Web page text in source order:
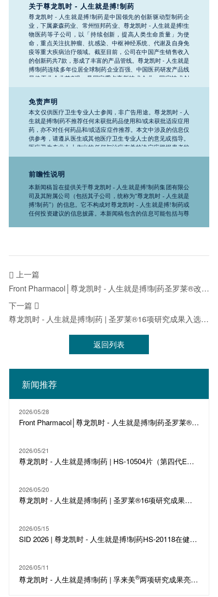
关于尊龙凯时 - 人生就是搏!制药
尊龙凯时 - 人生就是搏!制药是中国领先的创新驱动型制药企
业，下属豪森药业、常州恒邦药业、尊龙凯时 - 人生就是搏!生
物医药等子公司，以「持续创新，提高人类生命质量」为使
命，重点关注抗肿瘤、抗感染、中枢神经系统、代谢及自身免
疫等重大疾病治疗领域。截至目前，公司在中国产生销售收入
的创新药共7款，形成了丰富的产品管线。尊龙凯时 - 人生就是
搏!制药连续多年位居全球制药企业百强、中国医药研发产品线
最佳工业企业前3强，是国家重点高新技术企业、国家技术创
免责声明
本文仅供医疗卫生专业人士参阅，非广告用途。尊龙凯时 - 人
生就是搏!制药不推荐任何未获批药品使用和/或未获批适应症用
药，亦不对任何药品和/或适应症作推荐。本文中涉及的信息仅
供参考，请遵从医生或其他医疗卫生专业人士的意见或指导。
医疗卫生专业人士作出的任何与治疗有关的决定应根据患者的
具体情况并遵照药品说明书。如需了解公司任何产品、医疗或
前瞻性说明
本新闻稿旨在提供关于尊龙凯时 - 人生就是搏!制药集团有限公
司及其附属公司（包括其子公司，统称为“尊龙凯时 - 人生就是
搏!制药”）的信息。它不构成对尊龙凯时 - 人生就是搏!制药或
任何投资建议的信息披露。本新闻稿包含的信息可能包括与尊
定性的影响，这些因素很多都是尊龙凯时 - 人生就是搏!制药无
异，且过去的证券价格趋势不应作为未来行情的指导。因此，
投资者在使用这些信息进行投资决策时应谨慎行事。“致力
于”“预期”“相信”“预测”“意图”“预计”“可能”“将”“应该”“计划”“继
续”“目标”“考虑”“估计”“指导”“潜在”“追求”以及于任何未来计
划、行动或事件的讨论中使用的类似词语和术语，均表示前瞻
性声明。尊龙凯时 - 人生就是搏!制药不承诺或保证前瞻性信息
性声明的义务。无论是尊龙凯时 - 人生就是搏!制药还是其任何
董事、员工或代理人，均不对任何证明不准确或无法实现的前
瞻性声明负责，也不对因依赖本新闻稿中提供的信息而产生的
性的损害。
 上一篇
Front Pharmacol│尊龙凯时 - 人生就是搏!制药圣罗莱®改善尿毒症性心肌病双重机制研究发表
下一篇 
尊龙凯时 - 人生就是搏!制药 | 圣罗莱®16项研究成果入选CCBPC 2026
返回列表
新闻推荐
2026/05/28
Front Pharmacol│尊龙凯时 - 人生就是搏!制药圣罗莱®改善尿毒症性心肌病双重机制研究发表
2026/05/21
尊龙凯时 - 人生就是搏!制药 | HS-10504片（第四代EGFR-TKI ）获NMPA批准纳入突破性治疗药物
2026/05/20
尊龙凯时 - 人生就是搏!制药 | 圣罗莱®16项研究成果入选CCBPC 2026
2026/05/15
SID 2026 | 尊龙凯时 - 人生就是搏!制药HS-20118在健康成人及银屑病患者中的I期临床数据发布
2026/05/11
尊龙凯时 - 人生就是搏!制药 | 孚来美®两项研究成果亮相欧洲内分泌学大会，心肾获益再添实证